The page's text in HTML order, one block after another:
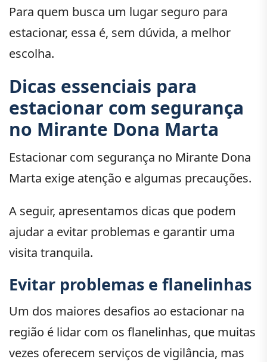
Para quem busca um lugar seguro para
estacionar, essa é, sem dúvida, a melhor
escolha.
Dicas essenciais para
estacionar com segurança
no Mirante Dona Marta
Estacionar com segurança no Mirante Dona
Marta exige atenção e algumas precauções.
A seguir, apresentamos dicas que podem
ajudar a evitar problemas e garantir uma
visita tranquila.
Evitar problemas e flanelinhas
Um dos maiores desafios ao estacionar na
região é lidar com os flanelinhas, que muitas
vezes oferecem serviços de vigilância, mas